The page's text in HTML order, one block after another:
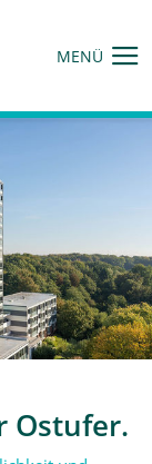
MENÜ
Ostufer.